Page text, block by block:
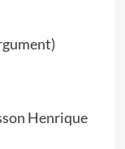
Henrique